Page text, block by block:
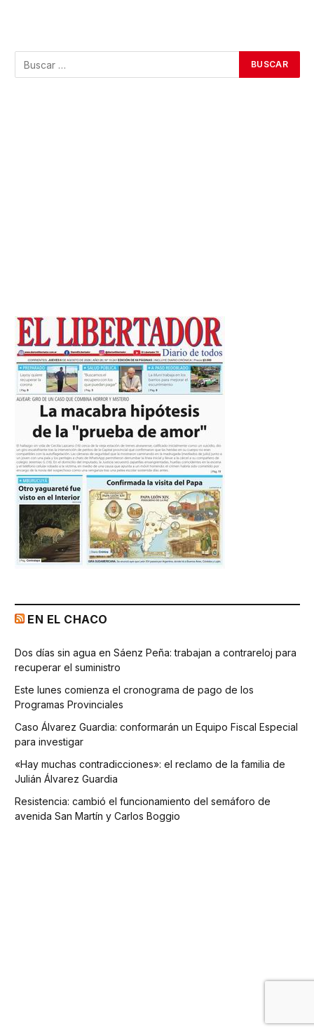
EN EL CHACO
Dos días sin agua en Sáenz Peña: trabajan a contrareloj para
recuperar el suministro
Este lunes comienza el cronograma de pago de los
Programas Provinciales
Caso Álvarez Guardia: conformarán un Equipo Fiscal Especial
para investigar
«Hay muchas contradicciones»: el reclamo de la familia de
Julián Álvarez Guardia
Resistencia: cambió el funcionamiento del semáforo de
avenida San Martín y Carlos Boggio